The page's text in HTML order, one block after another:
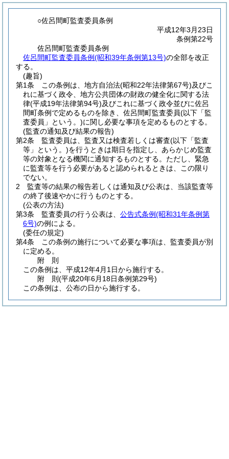
○佐呂間町監査委員条例
平成12年3月23日
条例第22号
佐呂間町監査委員条例
佐呂間町監査委員条例(昭和39年条例第13号)の全部を改正
する。
(趣旨)
第1条
この条例は、地方自治法(昭和22年法律第67号)及びこ
れに基づく政令、地方公共団体の財政の健全化に関する法
律(平成19年法律第94号)及びこれに基づく政令並びに佐呂
間町条例で定めるものを除き、佐呂間町監査委員(以下「監
査委員」という。)に関し必要な事項を定めるものとする。
(監査の通知及び結果の報告)
第2条
監査委員は、監査又は検査若しくは審査(以下「監査
等」という。)を行うときは期日を指定し、あらかじめ監査
等の対象となる機関に通知するものとする。 ただし、緊急
に監査等を行う必要があると認められるときは、この限り
でない。
2
監査等の結果の報告若しくは通知及び公表は、当該監査等
の終了後速やかに行うものとする。
(公表の方法)
第3条
監査委員の行う公表は、 公告式条例(昭和31年条例第
6号)の例による。
(委任の規定)
第4条
この条例の施行について必要な事項は、監査委員が別
に定める。
附 則
この条例は、平成12年4月1日から施行する。
附 則(平成20年6月18日条例第29号)
この条例は、公布の日から施行する。